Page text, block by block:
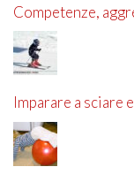
Competenze,
Imparare a sciare